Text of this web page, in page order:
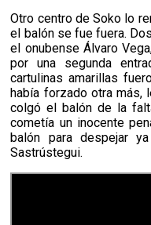
Otro centro de Soko lo
el balón se fue fuera.
el onubense Álvaro
por una segunda
cartulinas amarillas
había forzado otra más,
colgó el balón de la
cometía un inocente
balón para despejar
Sastrústegui.